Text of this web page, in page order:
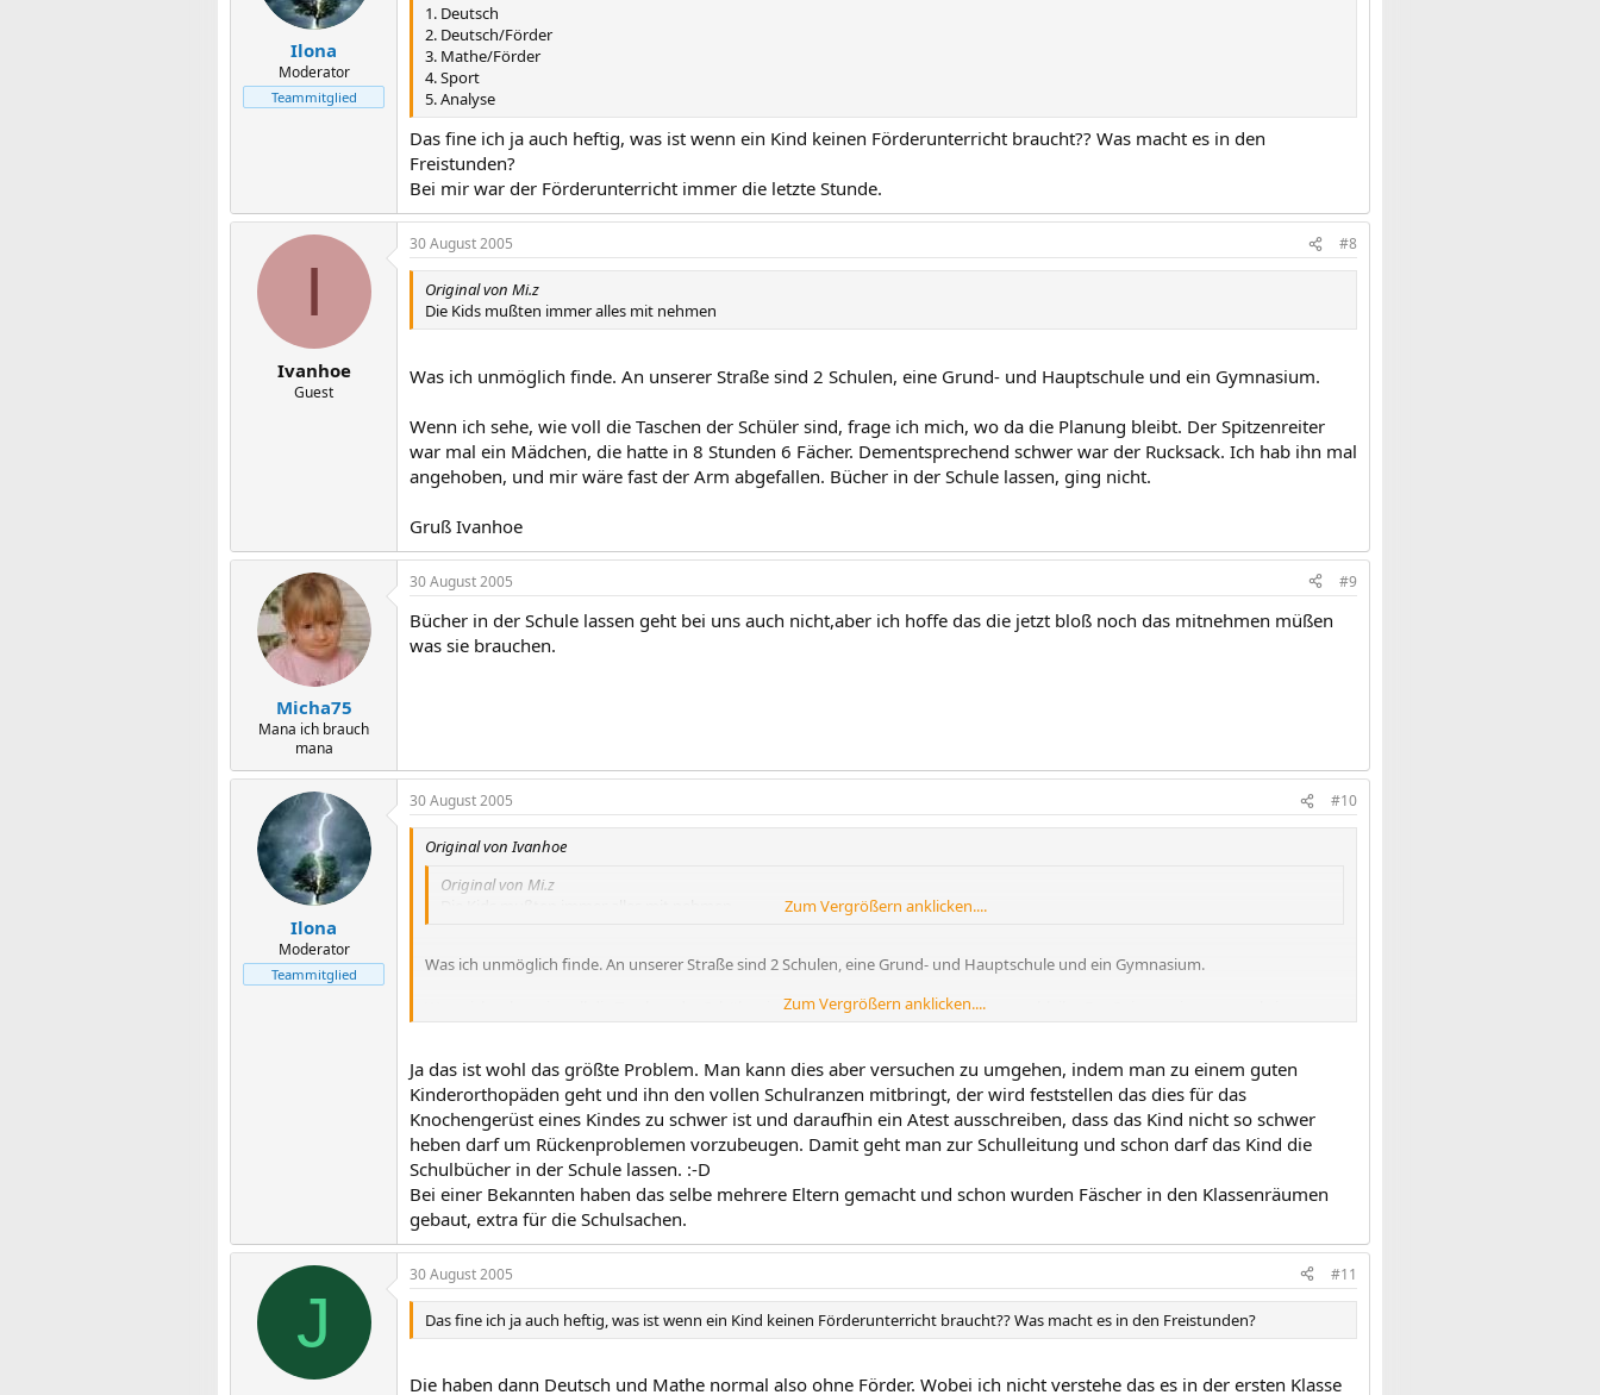
Ilona
Moderator
Teammitglied
1. Deutsch
2. Deutsch/Förder
3. Mathe/Förder
4. Sport
5. Analyse
Das fine ich ja auch heftig, was ist wenn ein Kind keinen Förderunterricht braucht?? Was macht es in den
Freistunden?
Bei mir war der Förderunterricht immer die letzte Stunde.
I
Ivanhoe
Guest
30 August 2005 #8
Original von Mi.z
Die Kids mußten immer alles mit nehmen
Was ich unmöglich finde. An unserer Straße sind 2 Schulen, eine Grund- und Hauptschule und ein Gymnasium.
Wenn ich sehe, wie voll die Taschen der Schüler sind, frage ich mich, wo da die Planung bleibt. Der Spitzenreiter
war mal ein Mädchen, die hatte in 8 Stunden 6 Fächer. Dementsprechend schwer war der Rucksack. Ich hab ihn mal
angehoben, und mir wäre fast der Arm abgefallen. Bücher in der Schule lassen, ging nicht.
Gruß Ivanhoe
Micha75
Mana ich brauch
mana
30 August 2005 #9
Bücher in der Schule lassen geht bei uns auch nicht,aber ich hoffe das die jetzt bloß noch das mitnehmen müßen
was sie brauchen.
Ilona
Moderator
Teammitglied
30 August 2005 #10
Original von Ivanhoe
Original von Mi.z
Zum Vergrößern anklicken....
Was ich unmöglich finde. An unserer Straße sind 2 Schulen, eine Grund- und Hauptschule und ein Gymnasium.
Wenn ich sehe, wie voll die Taschen der Schüler sind, frage ich mich, wo da die Planung bleibt. Der Spitzenreiter war mal ein
Mädchen, die hatte in 8 Stunden 6 Fächer. Dementsprechend schwer war der Rucksack. Ich hab ihn mal angehoben, und mir wäre
Gruß Ivanhoe
Zum Vergrößern anklicken....
Ja das ist wohl das größte Problem. Man kann dies aber versuchen zu umgehen, indem man zu einem guten
Kinderorthopäden geht und ihn den vollen Schulranzen mitbringt, der wird feststellen das dies für das
Knochengerüst eines Kindes zu schwer ist und daraufhin ein Atest ausschreiben, dass das Kind nicht so schwer
heben darf um Rückenproblemen vorzubeugen. Damit geht man zur Schulleitung und schon darf das Kind die
Schulbücher in der Schule lassen. :-D
Bei einer Bekannten haben das selbe mehrere Eltern gemacht und schon wurden Fäscher in den Klassenräumen
gebaut, extra für die Schulsachen.
J
30 August 2005 #11
Das fine ich ja auch heftig, was ist wenn ein Kind keinen Förderunterricht braucht?? Was macht es in den Freistunden?
Die haben dann Deutsch und Mathe normal also ohne Förder. Wobei ich nicht verstehe das es in der ersten Klasse